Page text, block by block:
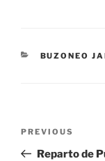
CATEGORIES
BUZONEO
Previous
Post
PREVIOUS
Reparto de